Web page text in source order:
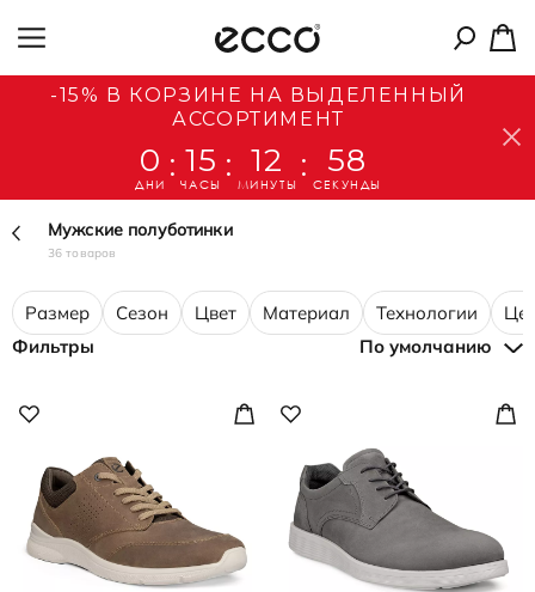
-15% В КОРЗИНЕ НА ВЫДЕЛЕННЫЙ
АССОРТИМЕНТ
0
ДНИ
: 15
ЧАСЫ
: 12
МИНУТЫ
: 57
СЕКУНДЫ
Мужские полуботинки
36 товаров
Размер Сезон Цвет Материал Технологии
Фильтры
По умолчанию